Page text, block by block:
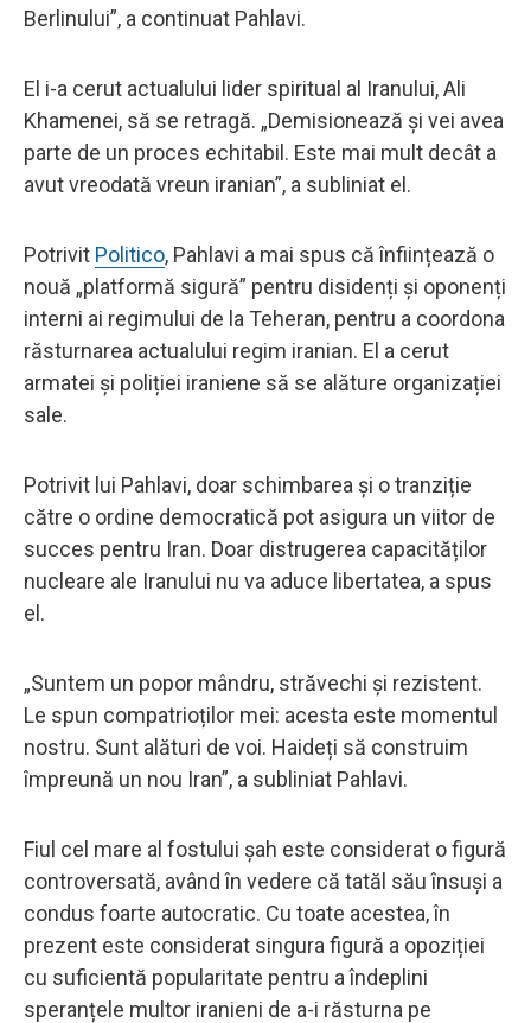
Berlinului”, a continuat Pahlavi.
El i-a cerut actualului lider spiritual al Iranului, Ali
Khamenei, să se retragă. „Demisionează și vei avea
parte de un proces echitabil. Este mai mult decât a
avut vreodată vreun iranian”, a subliniat el.
Potrivit Politico, Pahlavi a mai spus că înființează o
nouă „platformă sigură” pentru disidenți și oponenți
interni ai regimului de la Teheran, pentru a coordona
răsturnarea actualului regim iranian. El a cerut
armatei și poliției iraniene să se alăture organizației
sale.
Potrivit lui Pahlavi, doar schimbarea și o tranziție
către o ordine democratică pot asigura un viitor de
succes pentru Iran. Doar distrugerea capacităților
nucleare ale Iranului nu va aduce libertatea, a spus
el.
„Suntem un popor mândru, străvechi și rezistent.
Le spun compatrioților mei: acesta este momentul
nostru. Sunt alături de voi. Haideți să construim
împreună un nou Iran”, a subliniat Pahlavi.
Fiul cel mare al fostului șah este considerat o figură
controversată, având în vedere că tatăl său însuși a
condus foarte autocratic. Cu toate acestea, în
prezent este considerat singura figură a opoziției
cu suficientă popularitate pentru a îndeplini
speranțele multor iranieni de a-i răsturna pe